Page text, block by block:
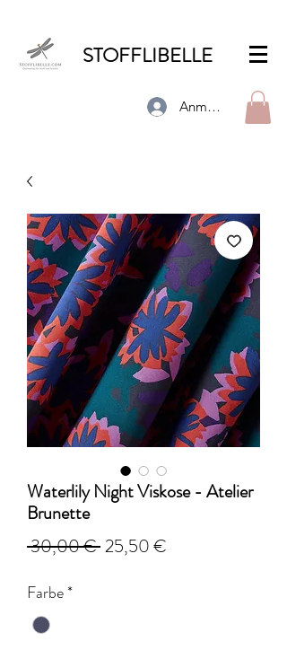
STOFFLIBELLE
Anmelden
Waterlily Night Viskose - Atelier
Brunette
30,00 € Standardpreis
25,50 €
Farbe*